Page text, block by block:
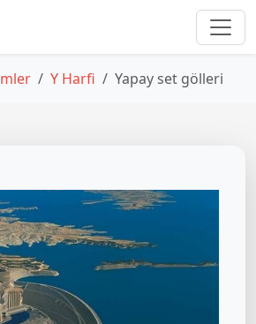
Y Harfi Yapay set gölleri